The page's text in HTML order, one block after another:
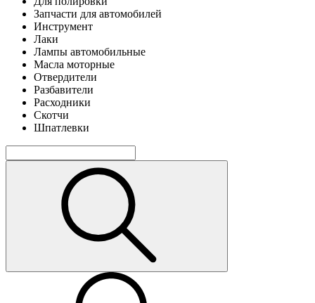
Запчасти для автомобилей
Инструмент
Лаки
Лампы автомобильные
Масла моторные
Отвердители
Разбавители
Расходники
Скотчи
Шпатлевки